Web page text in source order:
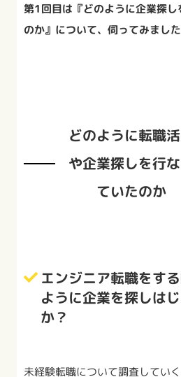
第1回目は『どのように企業探し
のか』について、伺ってみました
どのように転職
や企業探しを行
ていたのか
エンジニア転職をす
ように企業を探しは
か？
未経験転職について調査してい